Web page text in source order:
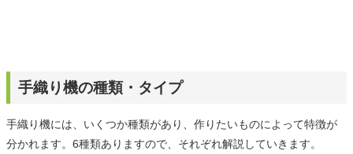
手織り機の種類・タイプ
手織り機には、いくつか種類があり、作りたいものによって特徴が
分かれます。6種類ありますので、それぞれ解説していきます。